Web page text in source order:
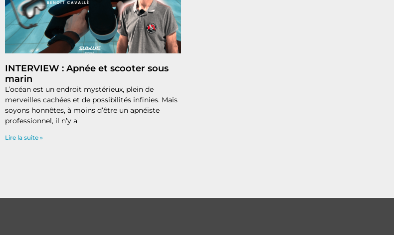
INTERVIEW : Apnée et scooter sous
marin
L’océan est un endroit mystérieux, plein de
merveilles cachées et de possibilités infinies. Mais
soyons honnêtes, à moins d’être un apnéiste
professionnel, il n’y a
Lire la suite »